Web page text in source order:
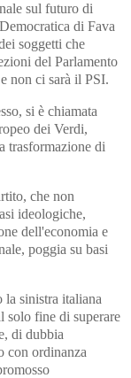
sul futuro di
di Fava
soggetti che
del Parlamento
non ci sarà il PSI.
si è chiamata
dei Verdi,
trasformazione di
che non
ideologiche,
dell'economia e
poggia su basi
sinistra italiana
solo fine di superare
di dubbia
con ordinanza